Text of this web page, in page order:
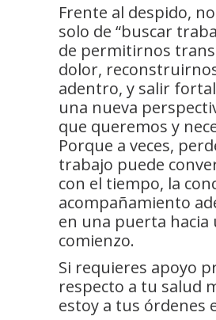
Frente al despido,
solo de “buscar
de permitirnos
dolor,
adentro, y salir
una nueva
que queremos y
Porque a veces,
trabajo puede
con el tiempo, la
acompañamiento
en una puerta hacia
comienzo.
Si requieres apoyo
respecto a tu salud
estoy a tus órdenes